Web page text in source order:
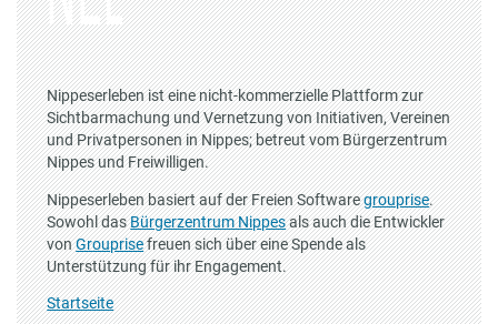
Nippeserleben ist eine nicht-kommerzielle Plattform zur
Sichtbarmachung und Vernetzung von Initiativen, Vereinen
und Privatpersonen in Nippes; betreut vom Bürgerzentrum
Nippes und Freiwilligen.
Nippeserleben basiert auf der Freien Softwaregrouprise.
Sowohl dasBürgerzentrum Nippesals auch die Entwickler
vonGrouprisefreuen sich über eine Spende als
Unterstützung für ihr Engagement.
Startseite